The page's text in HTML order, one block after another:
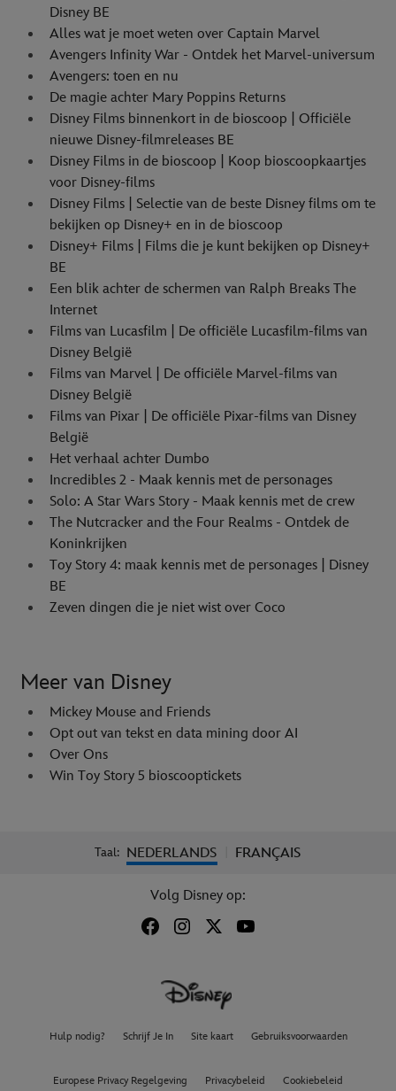
Disney BE
Alles wat je moet weten over Captain Marvel
Avengers Infinity War - Ontdek het Marvel-universum
Avengers: toen en nu
De magie achter Mary Poppins Returns
Disney Films binnenkort in de bioscoop | Officiële
nieuwe Disney-filmreleases BE
Disney Films in de bioscoop | Koop bioscoopkaartjes
voor Disney-films
Disney Films | Selectie van de beste Disney films om te
bekijken op Disney+ en in de bioscoop
Disney+ Films | Films die je kunt bekijken op Disney+
BE
Een blik achter de schermen van Ralph Breaks The
Internet
Films van Lucasfilm | De officiële Lucasfilm-films van
Disney België
Films van Marvel | De officiële Marvel-films van
Disney België
Films van Pixar | De officiële Pixar-films van Disney
België
Het verhaal achter Dumbo
Incredibles 2 - Maak kennis met de personages
Solo: A Star Wars Story - Maak kennis met de crew
The Nutcracker and the Four Realms - Ontdek de
Koninkrijken
Toy Story 4: maak kennis met de personages | Disney
BE
Zeven dingen die je niet wist over Coco
Meer van Disney
Mickey Mouse and Friends
Opt out van tekst en data mining door AI
Over Ons
Win Toy Story 5 bioscooptickets
Taal: NEDERLANDS FRANÇAIS
Volg Disney op:
Hulp nodig? Schrijf Je In Site kaart Gebruiksvoorwaarden
Europese Privacy Regelgeving Privacybeleid Cookiebeleid